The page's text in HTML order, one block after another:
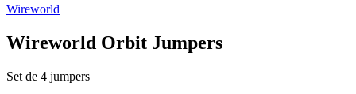
Wireworld
Wireworld Orbit Jumpers
Set de 4 jumpers